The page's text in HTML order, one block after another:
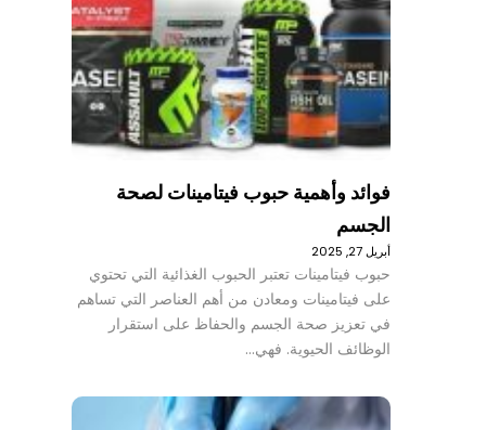
فوائد وأهمية حبوب فيتامينات لصحة
الجسم
أبريل 27, 2025
حبوب فيتامينات تعتبر الحبوب الغذائية التي تحتوي
على فيتامينات ومعادن من أهم العناصر التي تساهم
في تعزيز صحة الجسم والحفاظ على استقرار
الوظائف الحيوية. فهي…